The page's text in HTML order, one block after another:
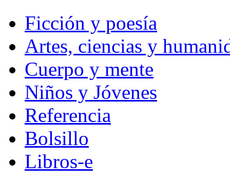
Ficción y poesía
Artes, ciencias y
Cuerpo y mente
Niños y Jóvenes
Referencia
Bolsillo
Libros-e